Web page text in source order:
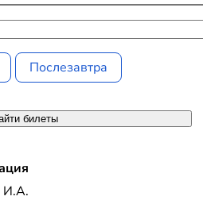
Послезавтра
билеты
И.А.